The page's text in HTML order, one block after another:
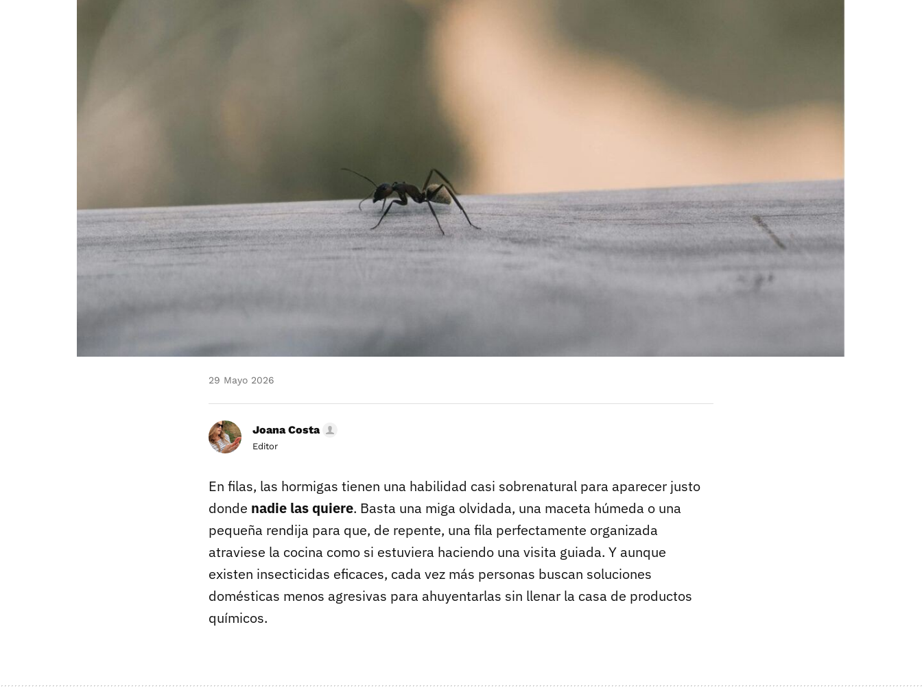
29 Mayo 2026
Joana Costa
Editor
En filas, las hormigas tienen una habilidad casi sobrenatural para aparecer justo
donde nadie las quiere. Basta una miga olvidada, una maceta húmeda o una
pequeña rendija para que, de repente, una fila perfectamente organizada
atraviese la cocina como si estuviera haciendo una visita guiada. Y aunque
existen insecticidas eficaces, cada vez más personas buscan soluciones
domésticas menos agresivas para ahuyentarlas sin llenar la casa de productos
químicos.